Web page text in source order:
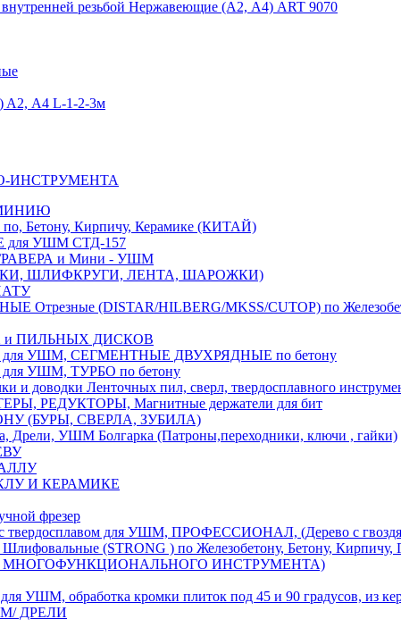
резьбой Нержавеющие (А2, А4) ART 9070
А4 L-1-2-3м
ИНСТРУМЕНТА
Кирпичу, Керамике (КИТАЙ)
УШМ СТД-157
и Мини - УШМ
ШЛИФКРУГИ, ЛЕНТА, ШАРОЖКИ)
(DISTAR/HILBERG/MKSS/CUTOP) по
и ПИЛЬНЫХ ДИСКОВ
УШМ, СЕГМЕНТНЫЕ ДВУХРЯДНЫЕ по бетону
УШМ, ТУРБО по бетону
Ленточных пил, сверл, твердосплавного
РЕДУКТОРЫ, Магнитные держатели для бит
(БУРЫ, СВЕРЛА, ЗУБИЛА)
УШМ Болгарка (Патроны,переходники, ключи , гайки)
И КЕРАМИКЕ
фрезер
для УШМ, ПРОФЕССИОНАЛ, (Дерево с
(STRONG ) по Железобетону, Бетону, Кирпичу,
МНОГОФУНКЦИОНАЛЬНОГО ИНСТРУМЕНТА)
кромки плиток под 45 и 90 градусов, из
ДРЕЛИ